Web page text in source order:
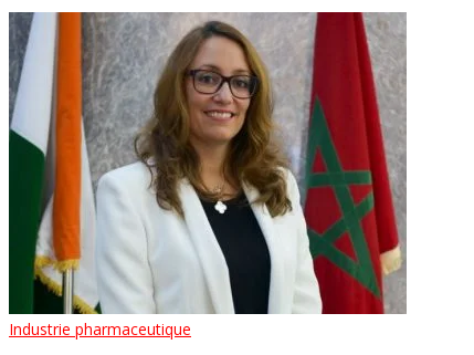
Industrie pharmaceutique